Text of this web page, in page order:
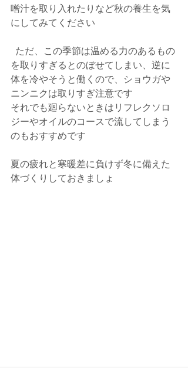
噌汁を取り入れたりなど秋の養生を気
にしてみてください
を取りすぎるとのぼせてしまい、逆に
体を冷やそうと働くので、ショウガや
ニンニクは取りすぎ注意です
それでも廻らないときはリフレクソロ
ジーやオイルのコースで流してしまう
のもおすすめです
夏の疲れと寒暖差に負けず冬に備えた
体づくりしておきましょ